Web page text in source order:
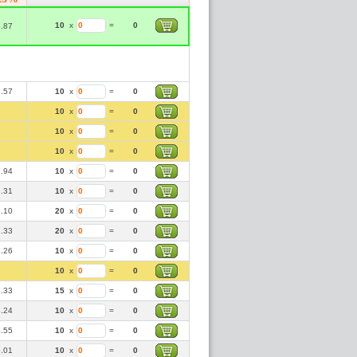
10 x = 0
10 x = 0
10 x = 0
10 x = 0
10 x = 0
10 x = 0
10 x = 0
20 x = 0
20 x = 0
10 x = 0
10 x = 0
15 x = 0
10 x = 0
10 x = 0
10 x = 0